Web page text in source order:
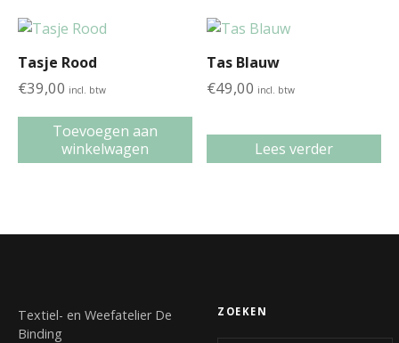
Tasje Rood
€39,00 incl. btw
Toevoegen aan
winkelwagen
Tas Blauw
€49,00 incl. btw
Lees verder
Textiel- en Weefatelier De
Binding
ZOEKEN